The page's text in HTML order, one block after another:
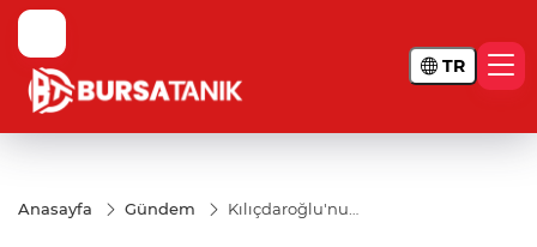
TR
Anasayfa Gündem
Kılıçdaroğlu'nun